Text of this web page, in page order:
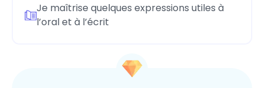
Je maîtrise quelques expressions utiles à
l’oral et à l’écrit